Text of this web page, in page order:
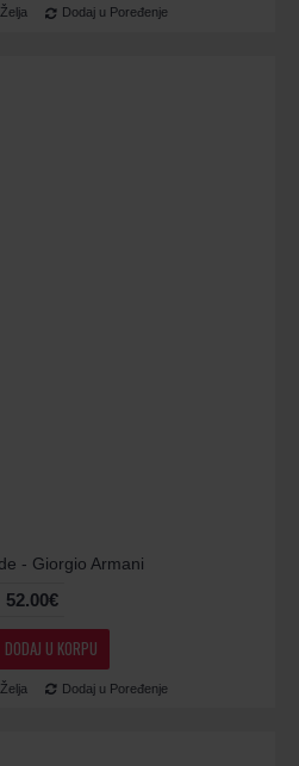
Dodaj u Poređenje
- Giorgio Armani
52.00€
DODAJ U KORPU
Dodaj u Poređenje